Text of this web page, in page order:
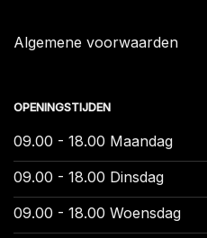
Algemene voorwaarden
OPENINGSTIJDEN
09.00 - 18.00 Maandag
09.00 - 18.00 Dinsdag
09.00 - 18.00 Woensdag